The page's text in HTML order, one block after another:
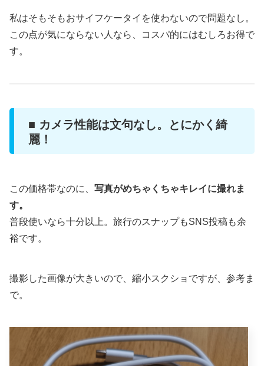
私はそもそもおサイフケータイを使わないので問題なし。
この点が気にならない人なら、コスパ的にはむしろお得で
す。
■ カメラ性能は文句なし。とにかく綺
麗！
この価格帯なのに、 写真がめちゃくちゃキレイに撮れま
す。
普段使いなら十分以上。旅行のスナップもSNS投稿も余
裕です。
撮影した画像が大きいので、縮小スクショですが、参考ま
で。